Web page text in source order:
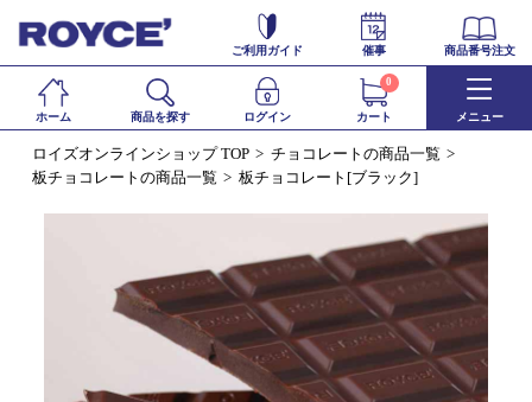
ご利用ガイド 催事 商品番号注文
ホーム 商品を探す ログイン カート
0
メニュー
ロイズオンラインショップ TOP
チョコレートの商品一覧
板チョコレートの商品一覧
板チョコレート[ブラック]